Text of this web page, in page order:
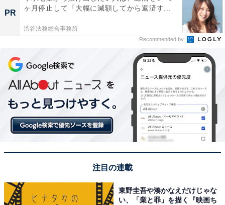
PR
ヶ月停止して『大幅に減額してから返済す...
渋谷法務総合事務所
Recommended by
注目の連載
東野圭吾や湊かなえだけじゃな
い、「業と罪」を描く『映画ち